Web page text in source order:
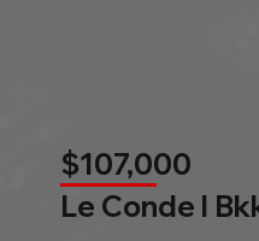
$107,000
Le Conde l